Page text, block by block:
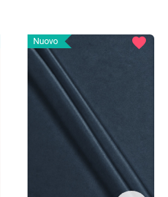
Nuovo favorite